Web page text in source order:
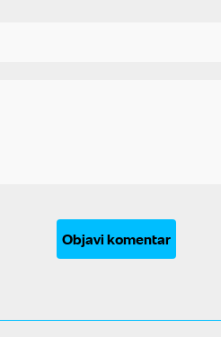
Objavi komentar